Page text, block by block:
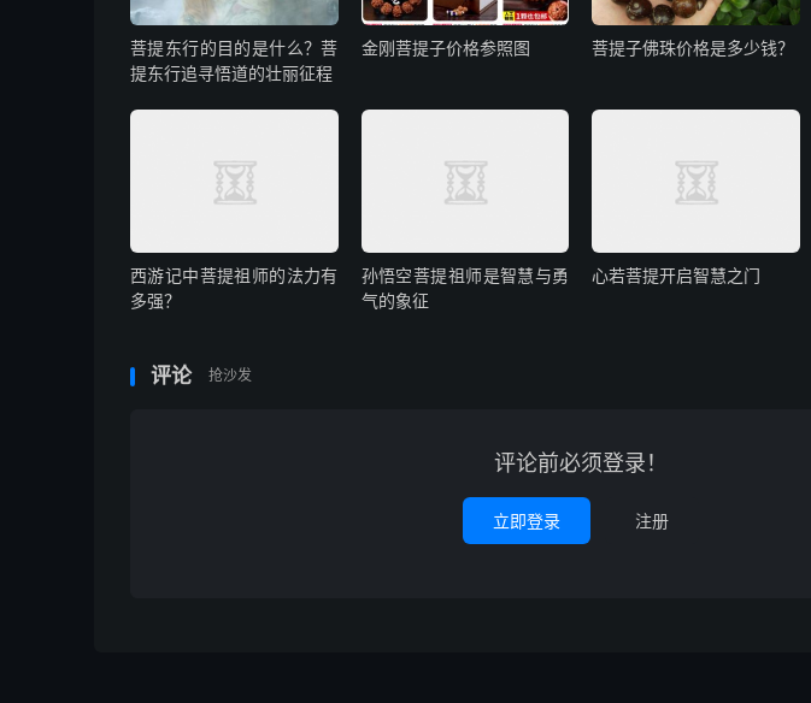
菩提东行的目的是什么？菩
提东行追寻悟道的壮丽征程
金刚菩提子价格参照图 菩提子佛珠价格是多少钱？
西游记中菩提祖师的法力有
多强？
孙悟空菩提祖师是智慧与勇
气的象征
心若菩提开启智慧之门
评论 抢沙发
评论前必须登录！
立即登录 注册